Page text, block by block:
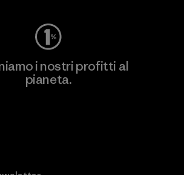
i nostri profitti al
pianeta.